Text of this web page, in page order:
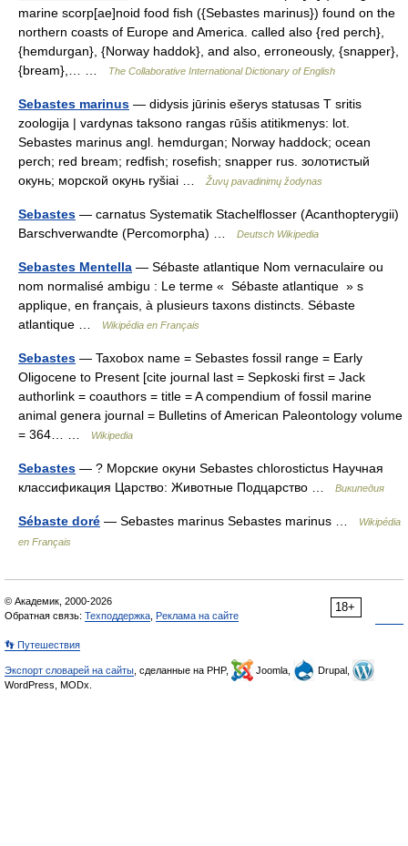
marine scorp[ae]noid food fish ({Sebastes marinus}) found on the
northern coasts of Europe and America. called also {red perch},
{hemdurgan}, {Norway haddok}, and also, erroneously, {snapper},
{bream},… …
The Collaborative International Dictionary of English
Sebastes marinus — didysis jūrinis ešerys statusas T sritis
zoologija | vardynas taksono rangas rūšis atitikmenys: lot.
Sebastes marinus angl. hemdurgan; Norway haddock; ocean
perch; red bream; redfish; rosefish; snapper rus. золотистый
окунь; морской окунь ryšiai …
Žuvų pavadinimų žodynas
Sebastes — carnatus Systematik Stachelflosser (Acanthopterygii)
Barschverwandte (Percomorpha) …
Deutsch Wikipedia
Sebastes Mentella — Sébaste atlantique Nom vernaculaire ou
nom normalisé ambigu : Le terme « Sébaste atlantique » s
applique, en français, à plusieurs taxons distincts. Sébaste
atlantique …
Wikipédia en Français
Sebastes — Taxobox name = Sebastes fossil range = Early
Oligocene to Present [cite journal last = Sepkoski first = Jack
authorlink = coauthors = title = A compendium of fossil marine
animal genera journal = Bulletins of American Paleontology volume
= 364… …
Wikipedia
Sebastes — ? Морские окуни Sebastes chlorostictus Научная
классификация Царство: Животные Подцарство …
Википедия
Sébaste doré — Sebastes marinus Sebastes marinus …
Wikipédia
en Français
18+
© Академик, 2000-2026
Обратная связь: Техподдержка Реклама на сайте
👣 Путешествия
Экспорт словарей на сайты , сделанные на PHP, Joomla,
Drupal,
WordPress, MODx.